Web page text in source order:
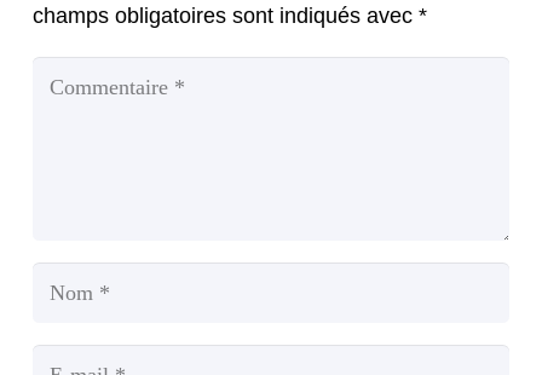
champs obligatoires sont indiqués avec *